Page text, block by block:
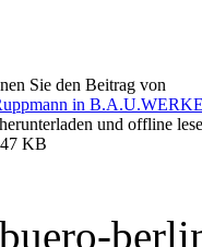
Sie den Beitrag von
in
und offline
KB